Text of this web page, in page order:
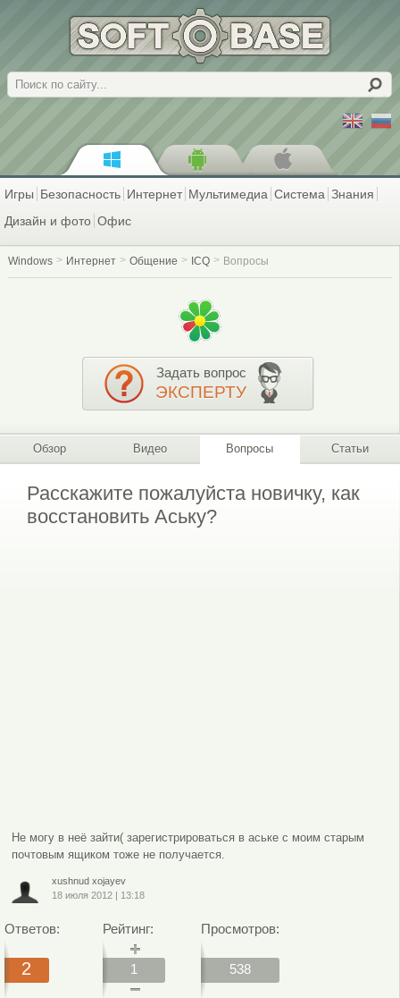
Поиск
Игры Безопасность Интернет Мультимедиа Система Знания
Дизайн и фото Офис
Windows Интернет Общение ICQ Вопросы
Задать вопрос
ЭКСПЕРТУ
Обзор Видео Вопросы Статьи
Расскажите пожалуйста новичку, как
восстановить Аську?
Не могу в неё зайти( зарегистрироваться в аське с моим старым
почтовым ящиком тоже не получается.
xushnud xojayev
18 июля 2012| 13:18
Ответов:
2
Рейтинг:
1
Просмотров:
538